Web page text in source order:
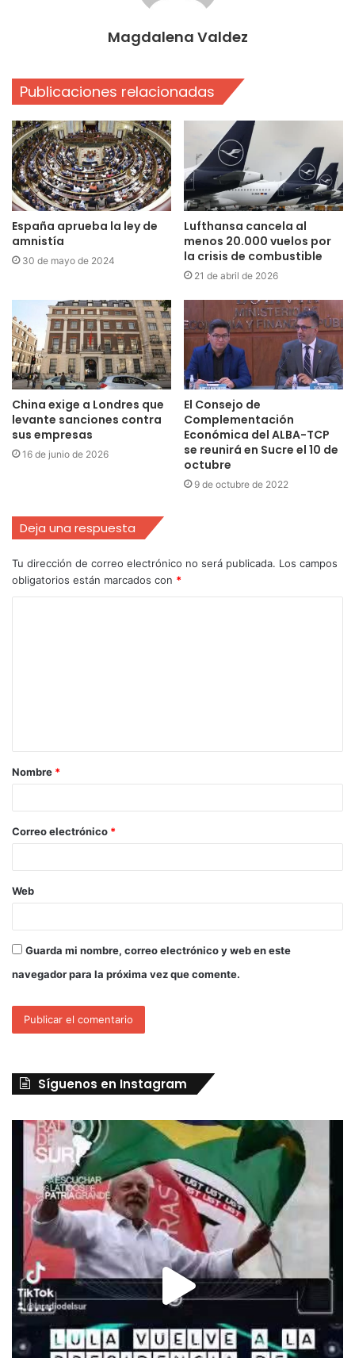
Magdalena Valdez
Publicaciones relacionadas
España aprueba la ley de
amnistía
30 de mayo de 2024
Lufthansa cancela al
menos 20.000 vuelos por
la crisis de combustible
21 de abril de 2026
China exige a Londres que
levante sanciones contra
sus empresas
16 de junio de 2026
El Consejo de
Complementación
Económica del ALBA-TCP
se reunirá en Sucre el 10 de
octubre
9 de octubre de 2022
Deja una respuesta
Tu dirección de correo electrónico no será publicada. Los campos
obligatorios están marcados con *
Nombre *
Correo electrónico *
Web
Guarda mi nombre, correo electrónico y web en este
navegador para la próxima vez que comente.
Síguenos en Instagram